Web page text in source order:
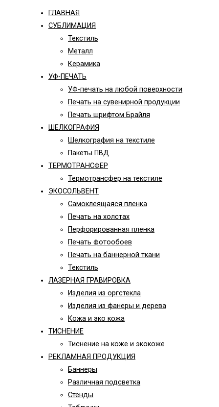
ГЛАВНАЯ
СУБЛИМАЦИЯ
Текстиль
Металл
Керамика
УФ-ПЕЧАТЬ
УФ-печать на любой поверхности
Печать на сувенирной продукции
Печать шрифтом Брайля
ШЕЛКОГРАФИЯ
Шелкография на текстиле
Пакеты ПВД
ТЕРМОТРАНСФЕР
Термотрансфер на текстиле
ЭКОСОЛЬВЕНТ
Самоклеящаяся пленка
Печать на холстах
Перфорированная пленка
Печать фотообоев
Печать на баннерной ткани
Текстиль
ЛАЗЕРНАЯ ГРАВИРОВКА
Изделия из оргстекла
Изделия из фанеры и дерева
Кожа и эко кожа
ТИСНЕНИЕ
Тиснение на коже и экокоже
РЕКЛАМНАЯ ПРОДУКЦИЯ
Баннеры
Различная подсветка
Стенды